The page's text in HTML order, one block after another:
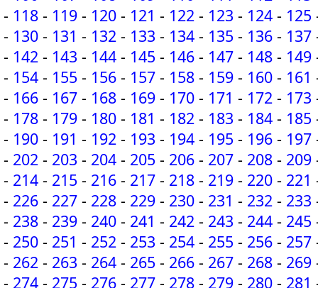
- 118 - 119 - 120 - 121 - 122 - 123 - 124 - 125
- 130 - 131 - 132 - 133 - 134 - 135 - 136 - 137
- 142 - 143 - 144 - 145 - 146 - 147 - 148 - 149
- 154 - 155 - 156 - 157 - 158 - 159 - 160 - 161
- 166 - 167 - 168 - 169 - 170 - 171 - 172 - 173
- 178 - 179 - 180 - 181 - 182 - 183 - 184 - 185
- 190 - 191 - 192 - 193 - 194 - 195 - 196 - 197
- 202 - 203 - 204 - 205 - 206 - 207 - 208 - 209
- 214 - 215 - 216 - 217 - 218 - 219 - 220 - 221
- 226 - 227 - 228 - 229 - 230 - 231 - 232 - 233
- 238 - 239 - 240 - 241 - 242 - 243 - 244 - 245
- 250 - 251 - 252 - 253 - 254 - 255 - 256 - 257
- 262 - 263 - 264 - 265 - 266 - 267 - 268 - 269
- 274 - 275 - 276 - 277 - 278 - 279 - 280 - 281